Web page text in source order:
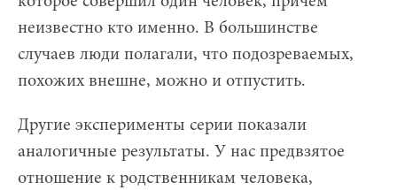
неизвестно кто именно. В большинстве
случаев люди полагали, что подозреваемых,
похожих внешне, можно и отпустить.
Другие эксперименты серии показали
аналогичные результаты. У нас предвзятое
отношение к родственникам человека,